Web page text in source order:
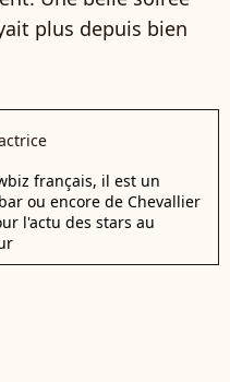
plus depuis bien
français, il est un
ou encore de Chevallier
l'actu des stars au